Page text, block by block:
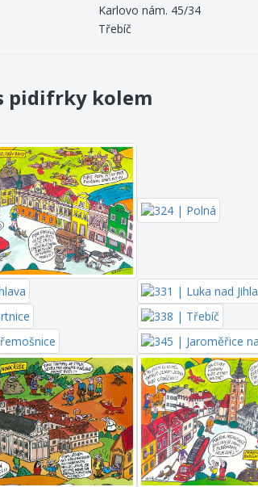
Karlovo nám. 45/34
Třebíč
pidifrky kolem